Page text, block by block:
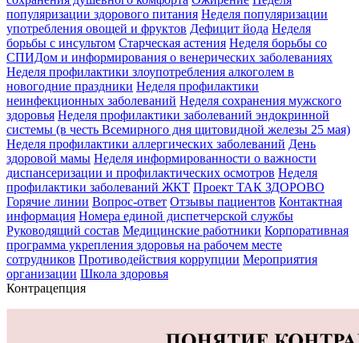
популяризации здорового питания Неделя популяризации
употребления овощей и фруктов Дефицит йода Неделя
борьбы с инсультом Старческая астения Неделя борьбы со
СПИДом и информирования о венерических заболеваниях
Неделя профилактики злоупотребления алкоголем в
новогодние праздники Неделя профилактики
неинфекционных заболеваний Неделя сохранения мужского
здоровья Неделя профилактики заболеваний эндокринной
системы (в честь Всемирного дня щитовидной железы 25 мая)
Неделя профилактики аллергических заболеваний День
здоровой мамы Неделя информированности о важности
диспансеризации и профилактических осмотров Неделя
профилактики заболеваний ЖКТ Проект ТАК ЗДОРОВО
Горячие линии Вопрос-ответ Отзывы пациентов Контактная
информация Номера единой диспетчерской службы
Руководящий состав Медицинские работники Корпоративная
программа укрепления здоровья на рабочем месте
сотрудников Противодействия коррупции Мероприятия
организации Школа здоровья
Контрацепция